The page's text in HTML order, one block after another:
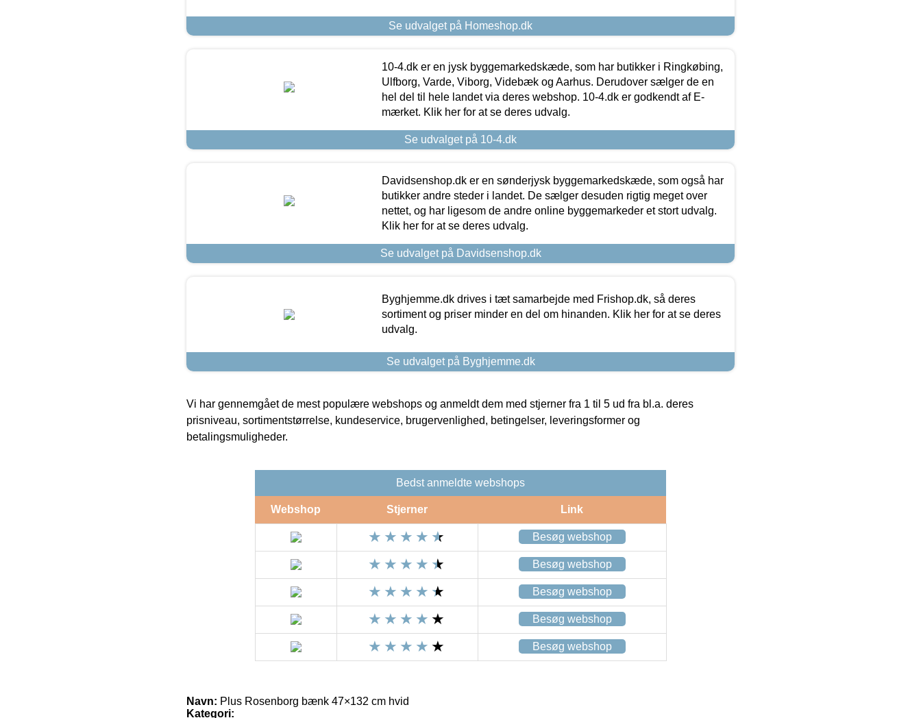
Se udvalget på Homeshop.dk
10-4.dk er en jysk byggemarkedskæde, som har butikker i Ringkøbing,
Ulfborg, Varde, Viborg, Videbæk og Aarhus. Derudover sælger de en
hel del til hele landet via deres webshop. 10-4.dk er godkendt af E-
mærket. Klik her for at se deres udvalg.
Se udvalget på 10-4.dk
Davidsenshop.dk er en sønderjysk byggemarkedskæde, som også har
butikker andre steder i landet. De sælger desuden rigtig meget over
nettet, og har ligesom de andre online byggemarkeder et stort udvalg.
Klik her for at se deres udvalg.
Se udvalget på Davidsenshop.dk
Byghjemme.dk drives i tæt samarbejde med Frishop.dk, så deres
sortiment og priser minder en del om hinanden. Klik her for at se deres
udvalg.
Se udvalget på Byghjemme.dk
Vi har gennemgået de mest populære webshops og anmeldt dem med stjerner fra 1 til 5 ud fra bl.a. deres
prisniveau, sortimentstørrelse, kundeservice, brugervenlighed, betingelser, leveringsformer og
betalingsmuligheder.
Bedst anmeldte webshops
Webshop Stjerner Link
Besøg webshop
Besøg webshop
Besøg webshop
Besøg webshop
Besøg webshop
Navn: Plus Rosenborg bænk 47×132 cm hvid
Kategori: